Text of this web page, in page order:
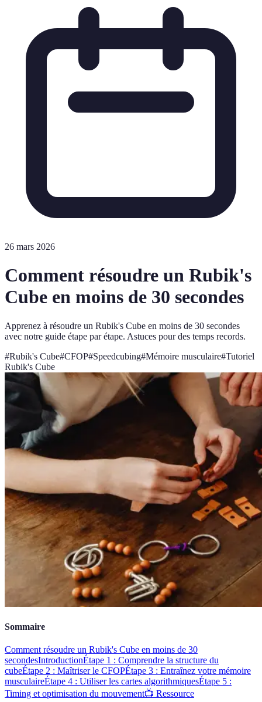
26 mars 2026
Comment résoudre un Rubik's
Cube en moins de 30 secondes
Apprenez à résoudre un Rubik's Cube en moins de 30 secondes
avec notre guide étape par étape. Astuces pour des temps records.
#Rubik's Cube#CFOP#Speedcubing#Mémoire musculaire#Tutoriel
Rubik's Cube
Sommaire
Comment résoudre un Rubik's Cube en moins de 30
secondesIntroductionÉtape 1 : Comprendre la structure du
cubeÉtape 2 : Maîtriser le CFOPÉtape 3 : Entraînez votre mémoire
musculaireÉtape 4 : Utiliser les cartes algorithmiquesÉtape 5 :
Timing et optimisation du mouvement📺 Ressource